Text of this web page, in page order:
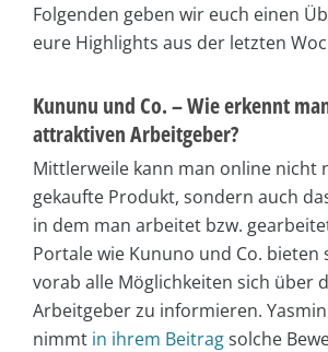
Folgenden geben wir euch einen
eure Highlights aus der letzten
Kununu und Co. – Wie erkennt
attraktiven Arbeitgeber?
Mittlerweile kann man online nicht
gekaufte Produkt, sondern auch
in dem man arbeitet bzw.
Portale wie Kununo und Co. bieten
vorab alle Möglichkeiten sich über
Arbeitgeber zu informieren.
nimmt in ihrem Beitragsolche